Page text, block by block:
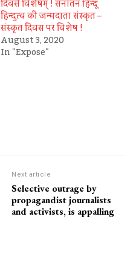
दिवसे विशेषम् ! सनातन हिन्दू
हिन्दुत्व की जन्मदाता संस्कृत –
संस्कृत दिवस पर विशेष !
August 3, 2020
In "Expose"
Next article
Selective outrage by
propagandist journalists
and activists, is appalling